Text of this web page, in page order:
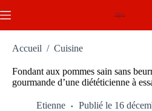
au
Accueil / Cuisine
Fondant aux pommes sain sans
gourmande d’une diététicienne à
Etienne Publié le 16